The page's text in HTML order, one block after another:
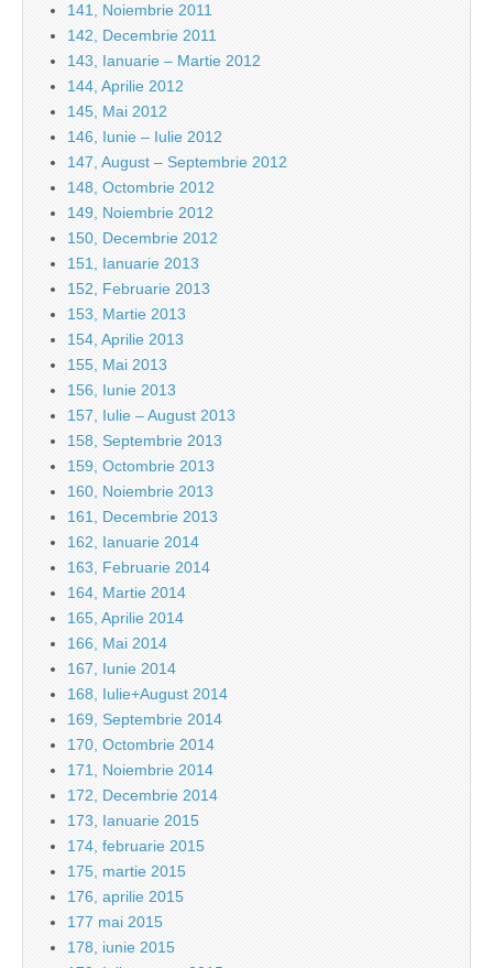
141, Noiembrie 2011
142, Decembrie 2011
143, Ianuarie – Martie 2012
144, Aprilie 2012
145, Mai 2012
146, Iunie – Iulie 2012
147, August – Septembrie 2012
148, Octombrie 2012
149, Noiembrie 2012
150, Decembrie 2012
151, Ianuarie 2013
152, Februarie 2013
153, Martie 2013
154, Aprilie 2013
155, Mai 2013
156, Iunie 2013
157, Iulie – August 2013
158, Septembrie 2013
159, Octombrie 2013
160, Noiembrie 2013
161, Decembrie 2013
162, Ianuarie 2014
163, Februarie 2014
164, Martie 2014
165, Aprilie 2014
166, Mai 2014
167, Iunie 2014
168, Iulie+August 2014
169, Septembrie 2014
170, Octombrie 2014
171, Noiembrie 2014
172, Decembrie 2014
173, Ianuarie 2015
174, februarie 2015
175, martie 2015
176, aprilie 2015
177 mai 2015
178, iunie 2015